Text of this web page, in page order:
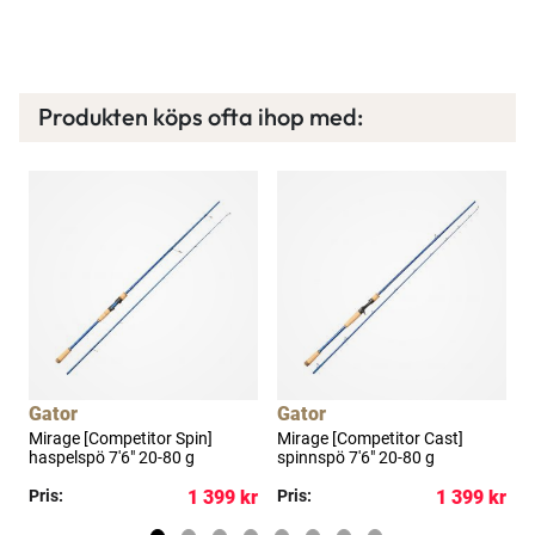
Spana in FJ Max
Ett exklusivt medlemskap med många förmåner.
Bättre priser, fri frakt på alla ordrar, bonuscheck
varje månad och mycket mer. Spara tusenlappar
Produkten köps ofta ihop med:
Gator
Mirage [Competitor Spin]
haspelspö 7'6" 20-80 g
Pris:
1 399 kr
Gator
Mirage [Competitor Cast]
spinnspö 7'6" 20-80 g
Pris:
1 399 kr